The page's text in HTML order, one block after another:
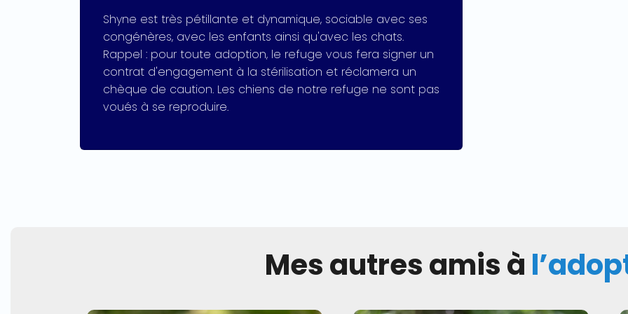
Shyne est très pétillante et dynamique, sociable avec ses
congénères, avec les enfants ainsi qu'avec les chats.
Rappel : pour toute adoption, le refuge vous fera signer un
contrat d'engagement à la stérilisation et réclamera un
chèque de caution. Les chiens de notre refuge ne sont pas
voués à se reproduire.
Mes autres amis à